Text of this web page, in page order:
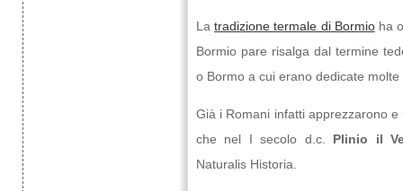
Latradizione termale di Bormioha
Bormio pare risalga dal termine
o Bormo a cui erano dedicate
Già i Romani infatti apprezzarono
che nel I secolo d.c. Plinio il
Naturalis Historia.